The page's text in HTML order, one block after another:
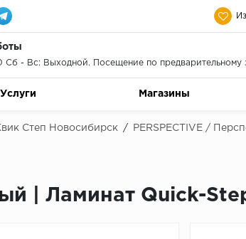
Сб - Вс: Выходной. Посещение по предварительному
Услуги Магазины
Степ Новосибирск / PERSPECTIVE /
| Ламинат Quick-